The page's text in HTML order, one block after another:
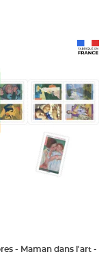
- Maman dans l'art -